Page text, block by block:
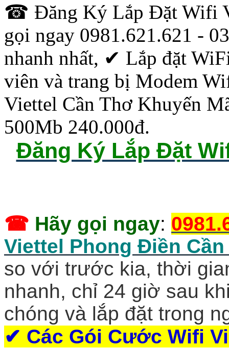
☎ Đăng Ký Lắp Đặt Wifi
gọi ngay 0981.621.621 -
nhanh nhất, ✔ ‎Lắp đặt
viên và trang bị Modem
Viettel Cần Thơ Khuyến
500Mb 240.000đ.
Đăng Ký Lắp Đặt
☎ Hãy gọi ngay:
Viettel Phong Điền
so với trước kia, thời
nhanh, chỉ 24 giờ sau
chóng và lắp đặt trong
✔ Các Gói Cước Wifi